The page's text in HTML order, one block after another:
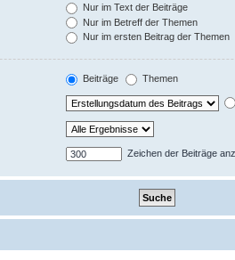
Nur im Text der Beiträge
Nur im Betreff der Themen
Nur im ersten Beitrag der Themen
Beiträge Themen
Zeichen der Beiträge